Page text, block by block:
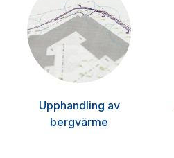
Upphandling av
bergvärme